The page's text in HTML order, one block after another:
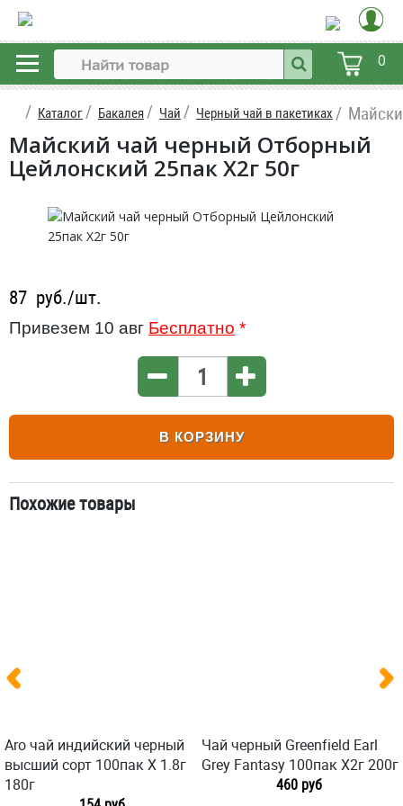
0
Каталог Бакалея Чай Черный чай в пакетиках
Майский чай черный Отборный
Цейлонский 25пак X2г 50г
87 руб./шт.
Привезем 10 авг Бесплатно *
В КОРЗИНУ
Похожие товары
Aro чай индийский черный
высший сорт 100пак X 1.8г
180г
Чай черный Greenfield Earl
Grey Fantasy 100пак X2г 200г
460 руб